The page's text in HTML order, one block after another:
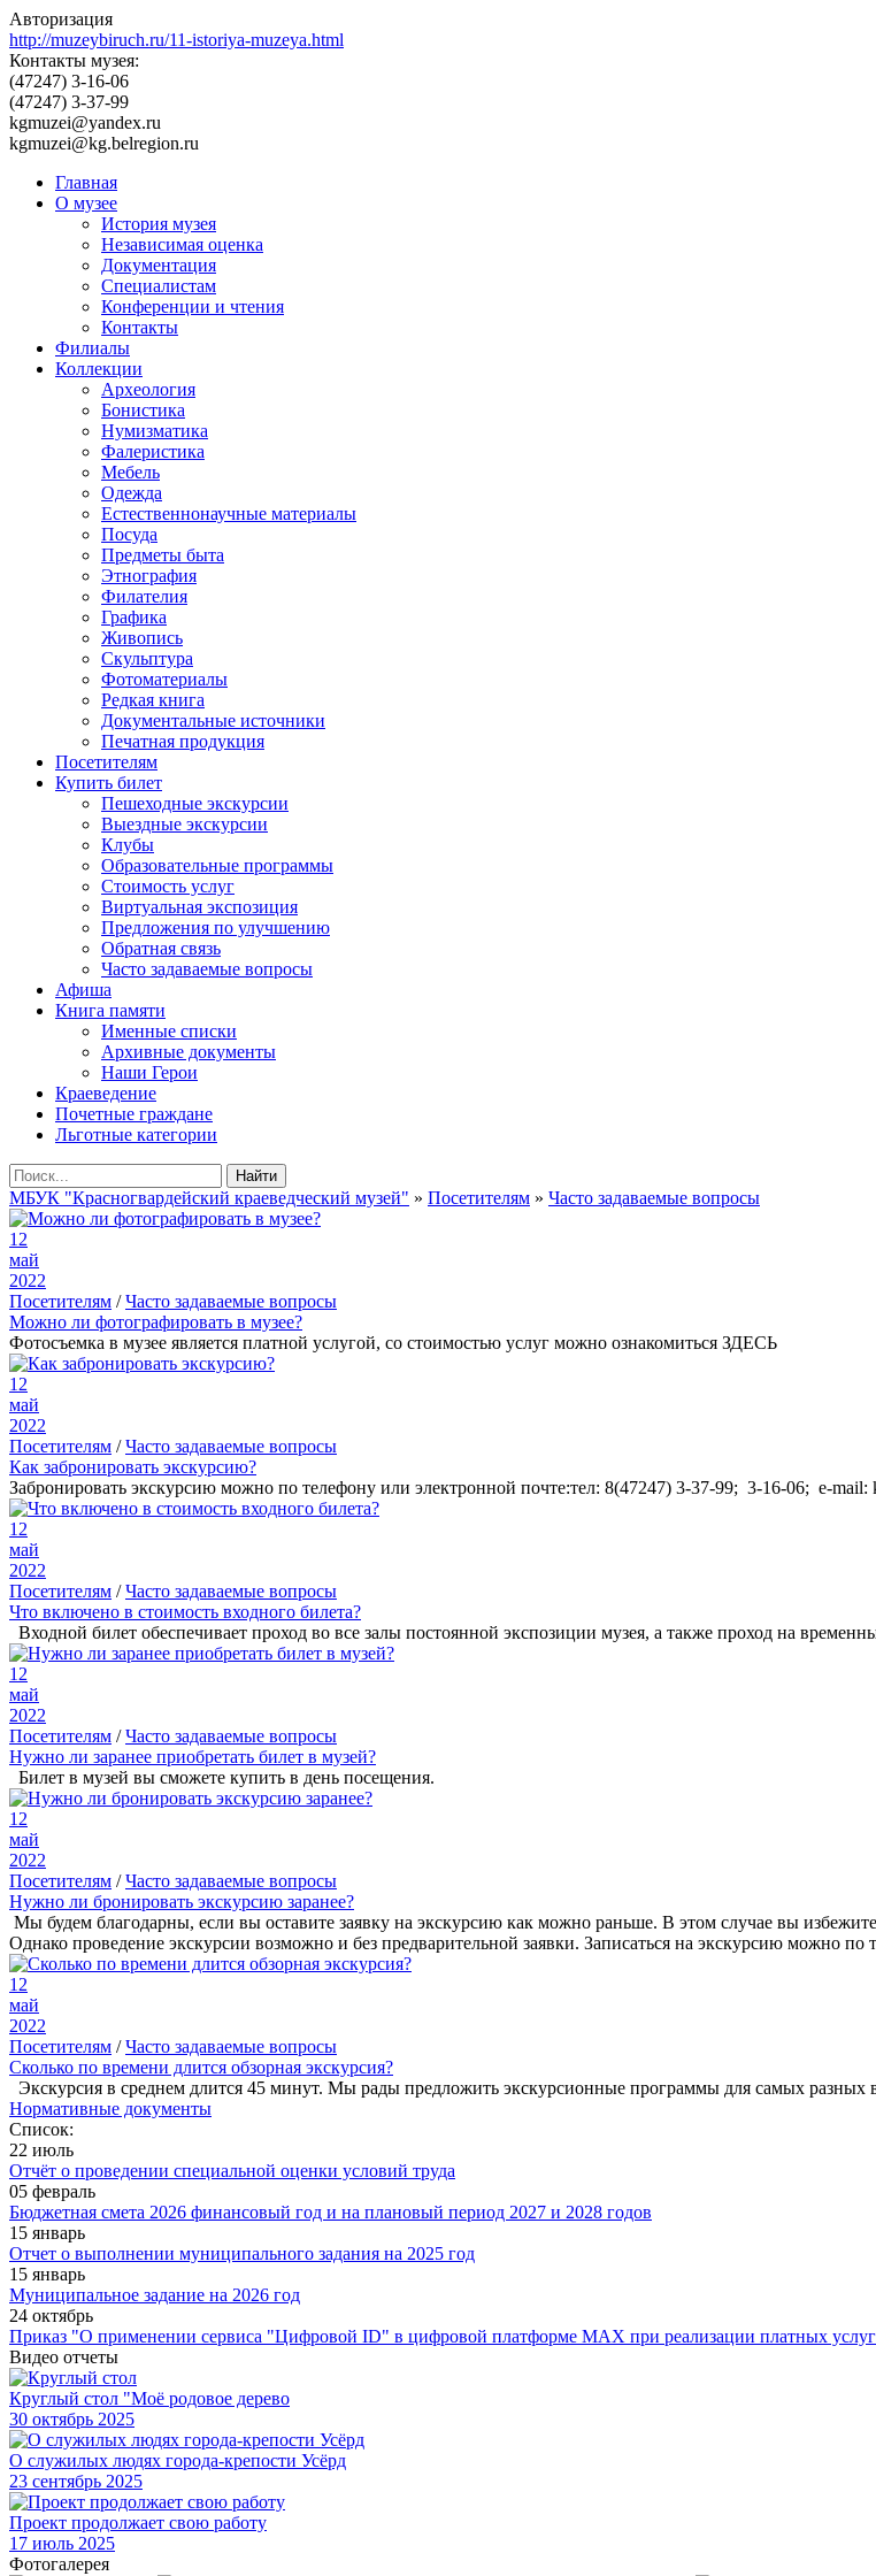
Авторизация
http://muzeybiruch.ru/11-istoriya-muzeya.html
Контакты музея:
(47247) 3-16-06
(47247) 3-37-99
kgmuzei@yandex.ru
kgmuzei@kg.belregion.ru
Главная
О музее
История музея
Независимая оценка
Документация
Специалистам
Конференции и чтения
Контакты
Филиалы
Коллекции
Археология
Бонистика
Нумизматика
Фалеристика
Мебель
Одежда
Естественнонаучные материалы
Посуда
Предметы быта
Этнография
Филателия
Графика
Живопись
Скульптура
Фотоматериалы
Редкая книга
Документальные источники
Печатная продукция
Посетителям
Купить билет
Пешеходные экскурсии
Выездные экскурсии
Клубы
Образовательные программы
Стоимость услуг
Виртуальная экспозиция
Предложения по улучшению
Обратная связь
Часто задаваемые вопросы
Афиша
Книга памяти
Именные списки
Архивные документы
Наши Герои
Краеведение
Почетные граждане
Льготные категории
Найти
МБУК "Красногвардейский краеведческий музей" » Посетителям » Часто задаваемые вопросы
12
май
2022
Посетителям /Часто задаваемые вопросы
Можно ли фотографировать в музее?
Фотосъемка в музее является платной услугой, со стоимостью услуг можно ознакомиться ЗДЕСЬ
12
май
2022
Посетителям /Часто задаваемые вопросы
Как забронировать экскурсию?
Забронировать экскурсию можно по телефону или электронной почте:тел: 8(47247) 3-37-99; 3-16-06; e-mail:
12
май
2022
Посетителям /Часто задаваемые вопросы
Что включено в стоимость входного билета?
Входной билет обеспечивает проход во все залы постоянной экспозиции музея, а также проход на
12
май
2022
Посетителям /Часто задаваемые вопросы
Нужно ли заранее приобретать билет в музей?
Билет в музей вы сможете купить в день посещения.
12
май
2022
Посетителям /Часто задаваемые вопросы
Нужно ли бронировать экскурсию заранее?
Мы будем благодарны, если вы оставите заявку на экскурсию как можно раньше. В этом случае вы
Однако проведение экскурсии возможно и без предварительной заявки. Записаться на экскурсию можно
12
май
2022
Посетителям /Часто задаваемые вопросы
Сколько по времени длится обзорная экскурсия?
Экскурсия в среднем длится 45 минут. Мы рады предложить экскурсионные программы для самых разных
Нормативные документы
Список:
22 июль
Отчёт о проведении специальной оценки условий труда
05 февраль
Бюджетная смета 2026 финансовый год и на плановый период 2027 и 2028 годов
15 январь
Отчет о выполнении муниципального задания на 2025 год
15 январь
Муниципальное задание на 2026 год
24 октябрь
Приказ "О применении сервиса "Цифровой ID" в цифровой платформе МАХ при реализации платных
Видео отчеты
Круглый стол "Моё родовое дерево
30 октябрь 2025
О служилых людях города-крепости Усёрд
23 сентябрь 2025
Проект продолжает свою работу
17 июль 2025
Фотогалерея